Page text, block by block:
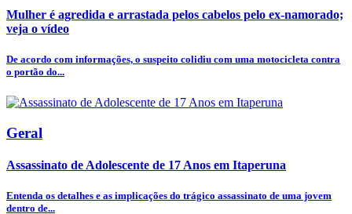
Mulher é agredida e arrastada pelos cabelos pelo ex-namorado;
veja o vídeo
De acordo com informações, o suspeito colidiu com uma motocicleta contra
o portão do...
Geral
Assassinato de Adolescente de 17 Anos em Itaperuna
Entenda os detalhes e as implicações do trágico assassinato de uma jovem
dentro de...